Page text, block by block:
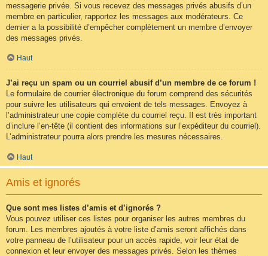
messagerie privée. Si vous recevez des messages privés abusifs d’un
membre en particulier, rapportez les messages aux modérateurs. Ce
dernier a la possibilité d’empêcher complètement un membre d’envoyer
des messages privés.
Haut
J’ai reçu un spam ou un courriel abusif d’un membre de ce forum !
Le formulaire de courrier électronique du forum comprend des sécurités
pour suivre les utilisateurs qui envoient de tels messages. Envoyez à
l’administrateur une copie complète du courriel reçu. Il est très important
d’inclure l’en-tête (il contient des informations sur l’expéditeur du courriel).
L’administrateur pourra alors prendre les mesures nécessaires.
Haut
Amis et ignorés
Que sont mes listes d’amis et d’ignorés ?
Vous pouvez utiliser ces listes pour organiser les autres membres du
forum. Les membres ajoutés à votre liste d’amis seront affichés dans
votre panneau de l’utilisateur pour un accès rapide, voir leur état de
connexion et leur envoyer des messages privés. Selon les thèmes